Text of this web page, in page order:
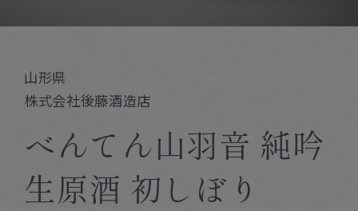
Follow Us
山形県
株式会社後藤酒造店
べんてん山羽音 純吟
生原酒 初しぼり